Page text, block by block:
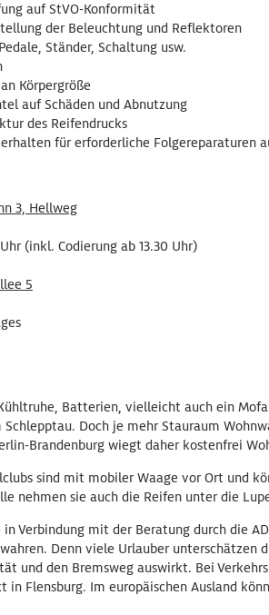
auf StVO-Konformität
der Beleuchtung und Reflektoren
Ständer, Schaltung usw.
Körpergröße
auf Schäden und Abnutzung
des Reifendrucks
für erforderliche Folgereparaturen
3, Hellweg
(inkl. Codierung ab 13.30 Uhr)
5
Batterien, vielleicht auch ein
Doch je mehr Stauraum
Brandenburg wiegt daher kostenfrei
sind mit mobiler Waage vor Ort und
nehmen sie auch die Reifen unter die
Verbindung mit der Beratung durch die
Denn viele Urlauber unterschätzen
und den Bremsweg auswirkt. Bei
in Flensburg. Im europäischen Ausland